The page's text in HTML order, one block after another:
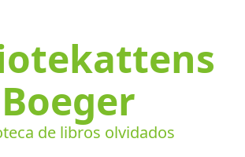
Boeger
de libros olvidados